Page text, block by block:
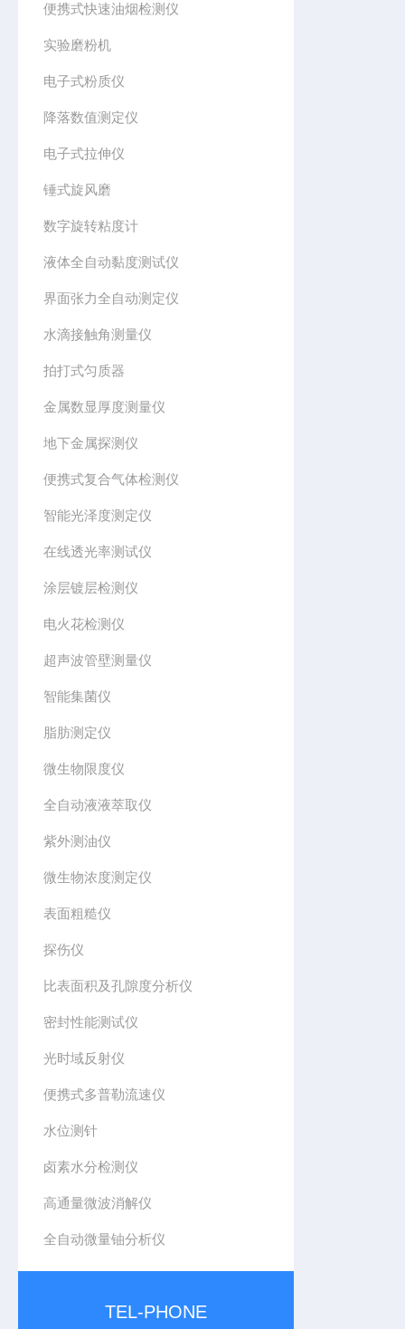
便携式快速油烟检测仪
实验磨粉机
电子式粉质仪
降落数值测定仪
电子式拉伸仪
锤式旋风磨
数字旋转粘度计
液体全自动黏度测试仪
界面张力全自动测定仪
水滴接触角测量仪
拍打式匀质器
金属数显厚度测量仪
地下金属探测仪
便携式复合气体检测仪
智能光泽度测定仪
在线透光率测试仪
涂层镀层检测仪
电火花检测仪
超声波管壁测量仪
智能集菌仪
脂肪测定仪
微生物限度仪
全自动液液萃取仪
紫外测油仪
微生物浓度测定仪
表面粗糙仪
探伤仪
比表面积及孔隙度分析仪
密封性能测试仪
光时域反射仪
便携式多普勒流速仪
水位测针
卤素水分检测仪
高通量微波消解仪
全自动微量铀分析仪
TEL-PHONE